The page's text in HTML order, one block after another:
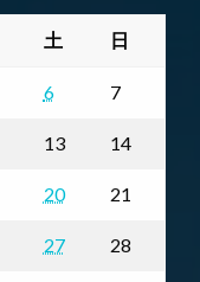
土 日
6 7
13 14
20 21
27 28